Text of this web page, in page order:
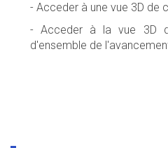
- Acceder à une vue 3D de
- Acceder à la vue 3D
d'ensemble de